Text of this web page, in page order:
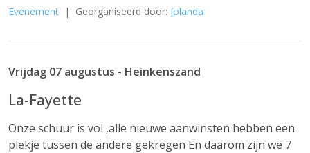
Evenement | Georganiseerd door: Jolanda
Vrijdag 07 augustus - Heinkenszand
La-Fayette
Onze schuur is vol ,alle nieuwe aanwinsten hebben een
plekje tussen de andere gekregen En daarom zijn we 7